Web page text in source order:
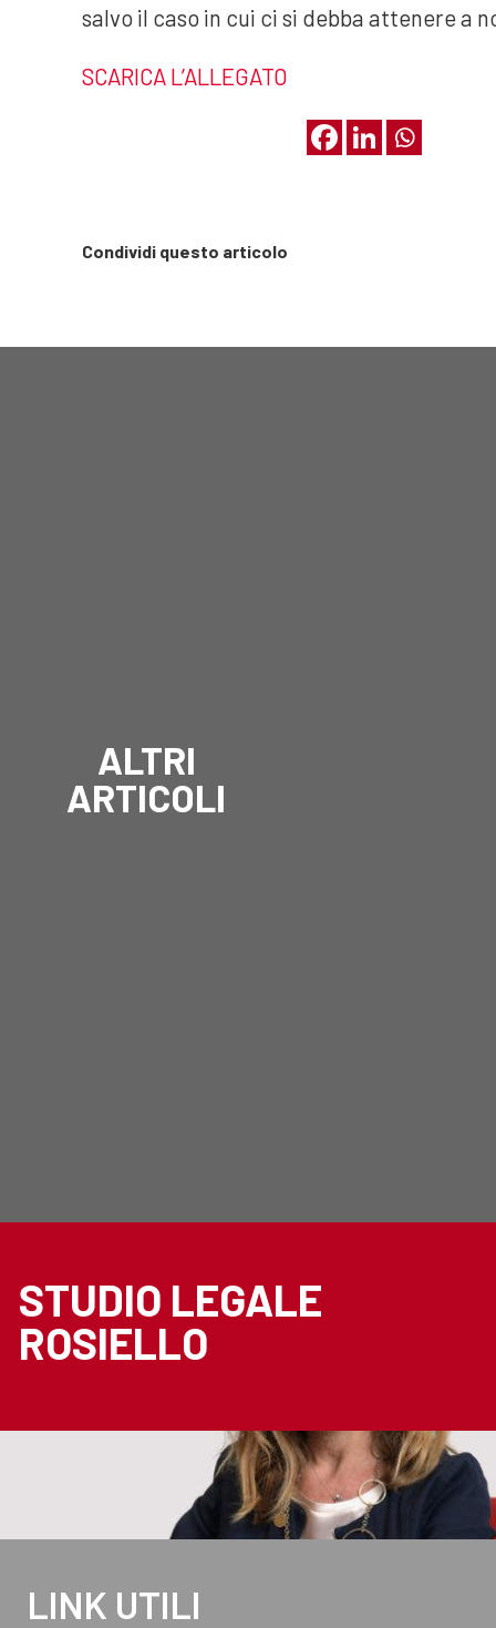
salvo il caso in cui ci si debba attenere a
SCARICA L’ALLEGATO
Condividi questo articolo
ALTRI
ARTICOLI
STUDIO LEGALE
ROSIELLO
LINK UTILI